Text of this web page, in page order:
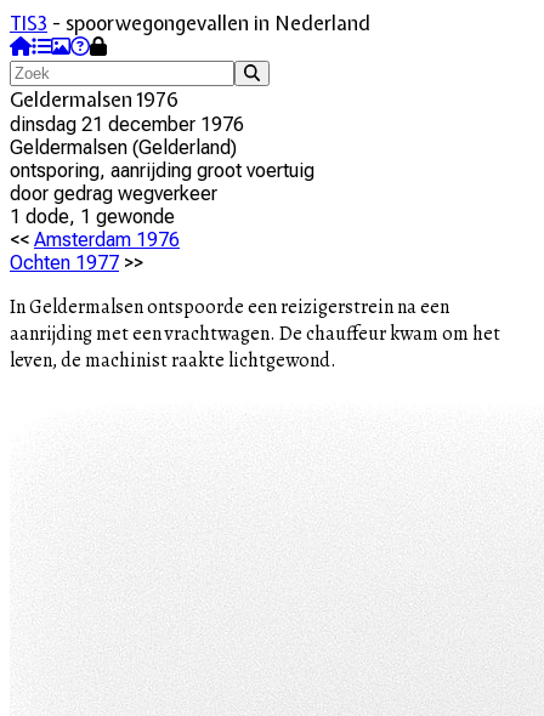
TIS3 - spoorwegongevallen in Nederland
Geldermalsen 1976
dinsdag 21 december 1976
Geldermalsen (Gelderland)
ontsporing, aanrijding groot voertuig
door gedrag wegverkeer
1 dode, 1 gewonde
<< Amsterdam 1976
Ochten 1977 >>
In Geldermalsen ontspoorde een reizigerstrein na een
aanrijding met een vrachtwagen. De chauffeur kwam om het
leven, de machinist raakte lichtgewond.